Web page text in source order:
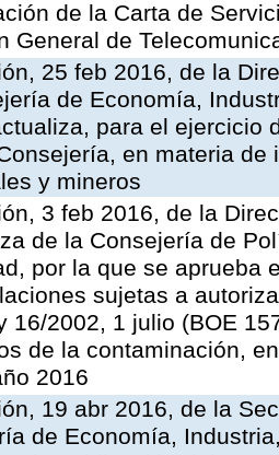
de la Carta de
General de
25 feb 2016, de la
de Economía,
para el ejercicio
en materia
y mineros
3 feb 2016, de la
de la Consejería de
por la que se aprueba
sujetas a
16/2002, 1 julio (BOE
de la contaminación,
2016
19 abr 2016, de la
de Economía,